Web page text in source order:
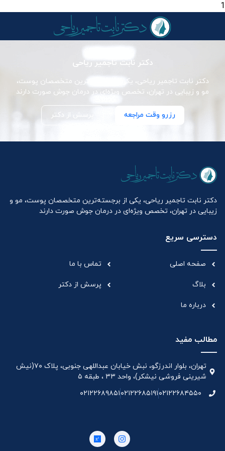
1
دکتر نابت تاجمیر ریاحی
دکتر نابت تاجمیر ریاحی، یکی از برجسته‌ترین متخصصان پوست،
مو و زیبایی در تهران، تخصص ویژه‌ای در درمان جوش صورت دارند
رزرو وقت مراجعه پرسش از دکتر
دکتر نابت تاجمیر ریاحی، یکی از برجسته‌ترین متخصصان پوست، مو و
زیبایی در تهران، تخصص ویژه‌ای در درمان جوش صورت دارند
دسترسی سریع
صفحه اصلی
بلاگ
درباره ما
تماس با ما
پرسش از دکتر
مطالب مفید
تهران، بلوار اندرزگو، نبش خیابان عبداللهی جنوبی، پلاک ۷۰(نیش
شیرینی فروشی نیشکر)، واحد ۳۳ ، طبقه ۵
۰۲۱۲۲۶۸۴۵۵۰۰۲۱۲۲۶۸۵۱۹۱۰۲۱۲۲۶۸۹۸۵۱